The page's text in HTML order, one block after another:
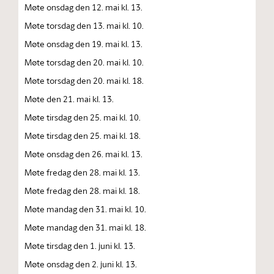
Møte onsdag den 12. mai kl. 13.
Møte torsdag den 13. mai kl. 10.
Møte onsdag den 19. mai kl. 13.
Møte torsdag den 20. mai kl. 10.
Møte torsdag den 20. mai kl. 18.
Møte den 21. mai kl. 13.
Møte tirsdag den 25. mai kl. 10.
Møte tirsdag den 25. mai kl. 18.
Møte onsdag den 26. mai kl. 13.
Møte fredag den 28. mai kl. 13.
Møte fredag den 28. mai kl. 18.
Møte mandag den 31. mai kl. 10.
Møte mandag den 31. mai kl. 18.
Møte tirsdag den 1. juni kl. 13.
Møte onsdag den 2. juni kl. 13.